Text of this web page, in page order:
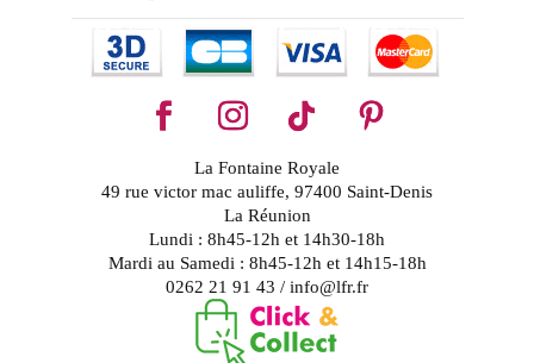
La Fontaine Royale
49 rue victor mac auliffe, 97400 Saint-Denis
La Réunion
Lundi : 8h45-12h et 14h30-18h
Mardi au Samedi : 8h45-12h et 14h15-18h
0262 21 91 43 / info@lfr.fr